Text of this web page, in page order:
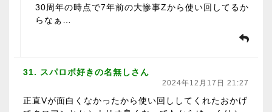
30周年の時点で7年前の大惨事Zから使い回してるか
らなぁ…
31. スパロボ好きの名無しさん
2024年12月17日 21:27
正直Vが面白くなかったから使い回ししてくれたおかげ